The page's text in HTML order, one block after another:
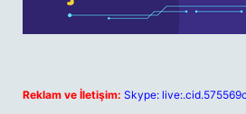
Reklam ve İletişim: Skype: